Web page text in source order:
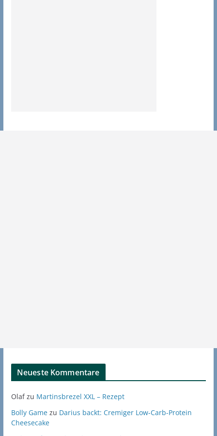
Neueste Kommentare
Olafzu Martinsbrezel XXL – Rezept
Bolly Gamezu Darius backt: Cremiger Low-Carb-Protein
Cheesecake